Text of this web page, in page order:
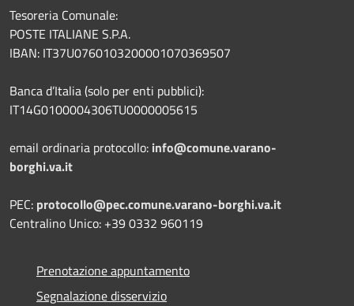
Tesoreria Comunale:
POSTE ITALIANE S.P.A.
IBAN: IT37U0760103200001070369507
Banca d’Italia (solo per enti pubblici):
IT14G0100004306TU0000005615
email ordinaria protocollo: info@comune.varano-
borghi.va.it
PEC: protocollo@pec.comune.varano-borghi.va.it
Centralino Unico: +39 0332 960119
Prenotazione appuntamento
Segnalazione disservizio